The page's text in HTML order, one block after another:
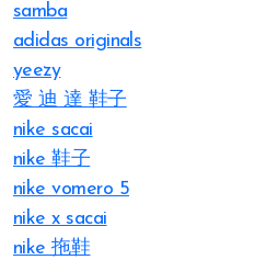
samba
adidas originals
yeezy
愛 迪 達 鞋子
nike sacai
nike 鞋子
nike vomero 5
nike x sacai
nike 拖鞋